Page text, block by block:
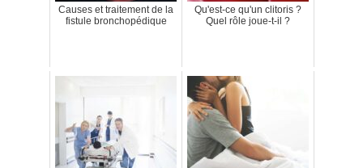
Causes et traitement de la
fistule bronchopédique
Qu'est-ce qu'un clitoris ?
Quel rôle joue-t-il ?